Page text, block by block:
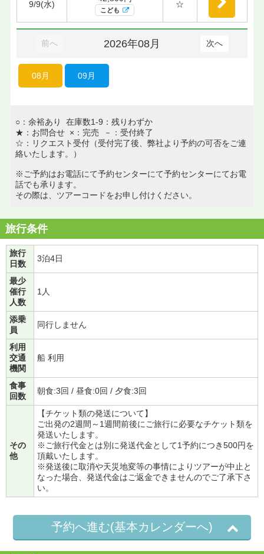
9/9(水)
こども
☆
前へ 2026年08月 次へ
08月 09月
○：余裕あり 在庫数1-9：残りわずか
★：お問合せ ×：完売 －：受付終了
☆：リクエスト受付（受付完了後、弊社より予約の可否をご連
絡いたします。）
※ご予約はお電話にて予約センターにて予約センターにてお電
話でも承ります。
その際は、ツアーコードをお申し付けください。
旅行条件
旅行
日数
3泊4日
最少
催行
人数
1人
添乗
員
同行しません
利用
交通
機関
船 利用
食事
回数
朝食:3回 / 昼食:0回 / 夕食:3回
その
他
【チケット類の発送について】
ご出発の2週間～1週間前後にご旅行に必要なチケット類を
発送いたします。
※ご旅行代金とは別に発送代金として1予約につき500円を
頂戴いたします。
※発送後に取消や天災地変等の事情によりツアーが中止と
なった場合、発送代金はご返金できませんのでご了承下さ
い。
予約へ進む(基本カレンダーへ)